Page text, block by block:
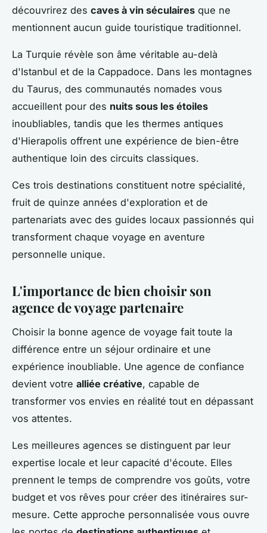
découvrirez des caves à vin séculaires que ne
mentionnent aucun guide touristique traditionnel.
La Turquie révèle son âme véritable au-delà
d'Istanbul et de la Cappadoce. Dans les montagnes
du Taurus, des communautés nomades vous
accueillent pour des nuits sous les étoiles
inoubliables, tandis que les thermes antiques
d'Hierapolis offrent une expérience de bien-être
authentique loin des circuits classiques.
Ces trois destinations constituent notre spécialité,
fruit de quinze années d'exploration et de
partenariats avec des guides locaux passionnés qui
transforment chaque voyage en aventure
personnelle unique.
L'importance de bien choisir son
agence de voyage partenaire
Choisir la bonne agence de voyage fait toute la
différence entre un séjour ordinaire et une
expérience inoubliable. Une agence de confiance
devient votre alliée créative, capable de
transformer vos envies en réalité tout en dépassant
vos attentes.
Les meilleures agences se distinguent par leur
expertise locale et leur capacité d'écoute. Elles
prennent le temps de comprendre vos goûts, votre
budget et vos rêves pour créer des itinéraires sur-
mesure. Cette approche personnalisée vous ouvre